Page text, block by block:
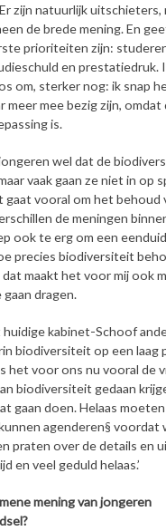
zijn natuurlijk uitschieters,
de brede mening. En
prioriteiten zijn:
en prestatiedruk.
om, sterker nog: ik snap
meer mee bezig zijn,
is.
wel dat de
vaak gaan ze niet in op
gaat vooral om het behoud
de meningen
ook te erg om een
precies biodiversiteit
maakt het voor mij ook
dragen.
kabinet-Schoof
biodiversiteit op een laag
het voor ons nu vooral de
biodiversiteit gedaan
gaan doen. Helaas
agenderen§ voordat
praten over de details en
en veel geduld helaas.’
mening van jongeren